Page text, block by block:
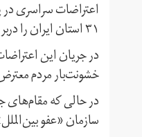
۳۱ استان ایران را دربر گرفت.
در جریان این
خشونت‌بار مردم
در حالی که مقام‌های
سازمان «عفو بین‌الملل» دست‌کم ۱۶۱ نفر در جریان